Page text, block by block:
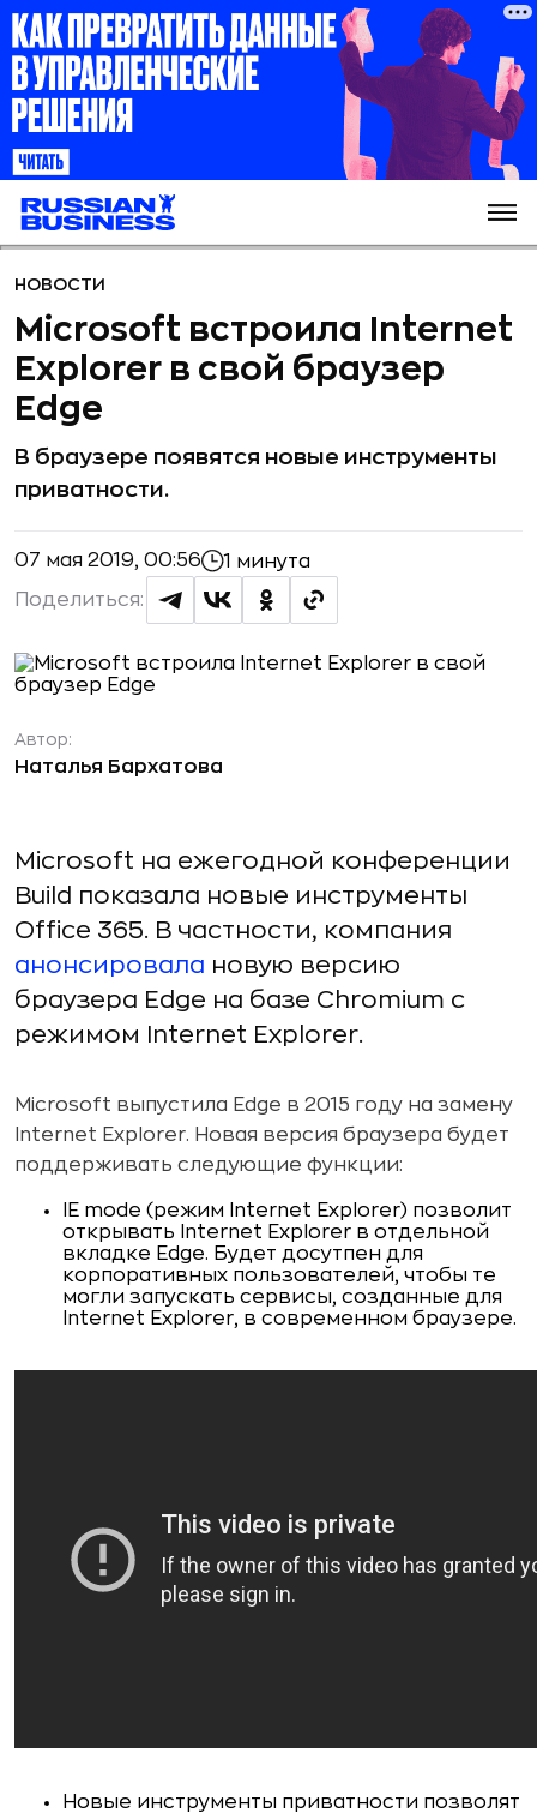
НОВОСТИ
Microsoft встроила Internet
Explorer в свой браузер
Edge
В браузере появятся новые инструменты
приватности.
07 мая 2019, 00:56 1 минута
Поделиться:
Автор:
Наталья Бархатова
Microsoft на ежегодной конференции
Build показала новые инструменты
Office 365. В частности, компания
анонсировала новую версию
браузера Edge на базе Chromium с
режимом Internet Explorer.
Microsoft выпустила Edge в 2015 году на замену
Internet Explorer. Новая версия браузера будет
поддерживать следующие функции:
IE mode (режим Internet Explorer) позволит
открывать Internet Explorer в отдельной
вкладке Edge. Будет досутпен для
корпоративных пользователей, чтобы те
могли запускать сервисы, созданные для
Internet Explorer, в современном браузере.
Новые инструменты приватности позволят